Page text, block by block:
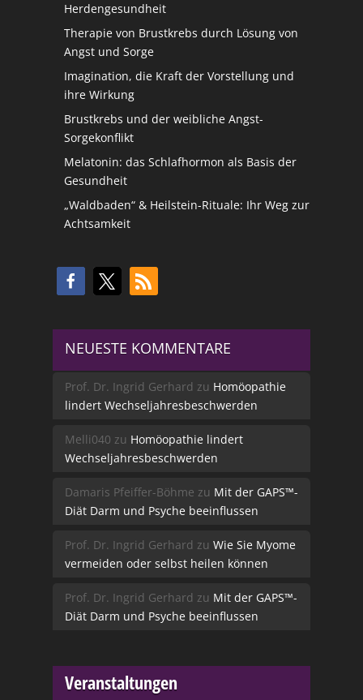
Herdengesundheit
Therapie von Brustkrebs durch Lösung von
Angst und Sorge
Imagination, die Kraft der Vorstellung und
ihre Wirkung
Brustkrebs und der weibliche Angst-
Sorgekonflikt
Melatonin: das Schlafhormon als Basis der
Gesundheit
„Waldbaden“ & Heilstein-Rituale: Ihr Weg zur
Achtsamkeit
NEUESTE KOMMENTARE
Prof. Dr. Ingrid Gerhard zu Homöopathie
lindert Wechseljahresbeschwerden
Melli040 zu Homöopathie lindert
Wechseljahresbeschwerden
Damaris Pfeiffer-Böhme zu Mit der GAPS™-
Diät Darm und Psyche beeinflussen
Prof. Dr. Ingrid Gerhard zu Wie Sie Myome
vermeiden oder selbst heilen können
Prof. Dr. Ingrid Gerhard zu Mit der GAPS™-
Diät Darm und Psyche beeinflussen
Veranstaltungen